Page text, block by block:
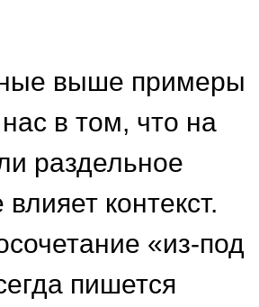
выше примеры
в том, что на
раздельное
контекст.
«из-под
пишется